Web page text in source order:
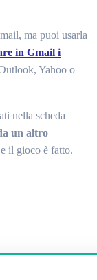
ma puoi usarla
in Gmail i
Yahoo o
nella scheda
un altro
il gioco è fatto.